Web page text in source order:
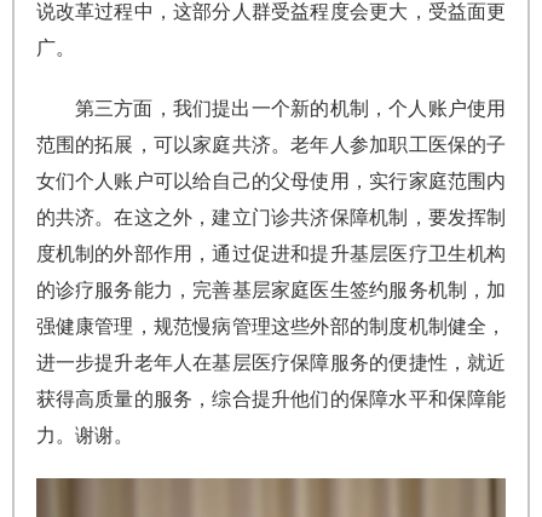
说改革过程中，这部分人群受益程度会更大，受益面更
广。
第三方面，我们提出一个新的机制，个人账户使用
范围的拓展，可以家庭共济。老年人参加职工医保的子
女们个人账户可以给自己的父母使用，实行家庭范围内
的共济。在这之外，建立门诊共济保障机制，要发挥制
度机制的外部作用，通过促进和提升基层医疗卫生机构
的诊疗服务能力，完善基层家庭医生签约服务机制，加
强健康管理，规范慢病管理这些外部的制度机制健全，
进一步提升老年人在基层医疗保障服务的便捷性，就近
获得高质量的服务，综合提升他们的保障水平和保障能
力。谢谢。